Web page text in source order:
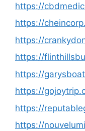
https://
https://
https://
https://
https://
https://
https://
https://